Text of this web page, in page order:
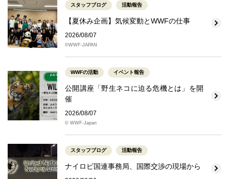
スタッフブログ 活動報告
【夏休み企画】気候変動とWWFの仕事
2026/08/07
©WWF-JAPAN
WWFの活動 イベント報告
公開講座「野生ネコに迫る危機とは」を開
催
2026/08/07
© WWF-Japan
スタッフブログ 活動報告
ナイロビ国連事務局、国際交渉の現場から